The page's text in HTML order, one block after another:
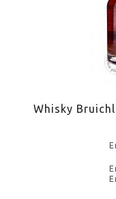
Whisky